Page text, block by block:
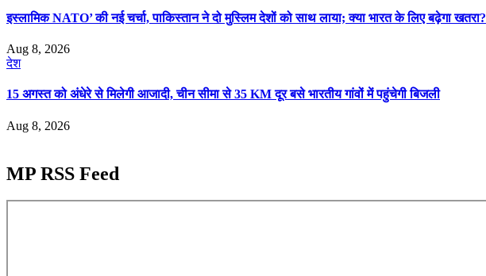
इस्लामिक NATO’ की नई चर्चा, पाकिस्तान ने दो मुस्लिम देशों को साथ लाया; क्या भारत के लिए बढ़ेगा खतरा?
Aug 8, 2026
देश
15 अगस्त को अंधेरे से मिलेगी आजादी, चीन सीमा से 35 KM दूर बसे भारतीय गांवों में पहुंचेगी बिजली
Aug 8, 2026
MP RSS Feed